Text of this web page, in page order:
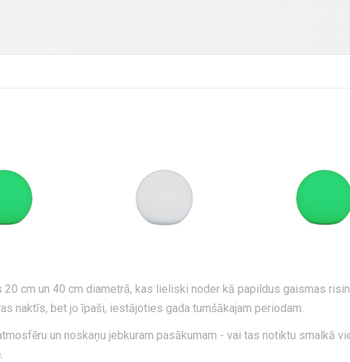
cm un 40 cm diametrā, kas lieliski noder kā papildus gaismas
naktīs, bet jo īpaši, iestājoties gada tumšākajam periodam.
un noskaņu jebkuram pasākumam - vai tas notiktu smalkā